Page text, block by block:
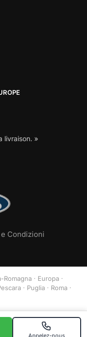
livraison. »
Condizioni
Appelez-nous
Romagna · Europa ·
· Puglia · Roma ·